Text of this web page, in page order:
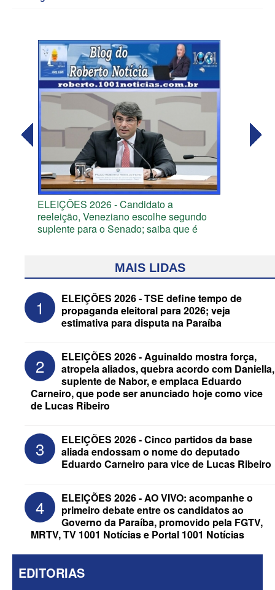
ELEIÇÕES 2026 - Candidato a
reeleição, Veneziano escolhe segundo
suplente para o Senado; saiba que é
ELEIÇÕES 2026 - Após convenções,
Senado da Paraíba
MAIS LIDAS
1
ELEIÇÕES 2026 - TSE define tempo de
propaganda eleitoral para 2026; veja
estimativa para disputa na Paraíba
2
ELEIÇÕES 2026 - Aguinaldo mostra força,
atropela aliados, quebra acordo com Daniella,
suplente de Nabor, e emplaca Eduardo
Carneiro, que pode ser anunciado hoje como vice
de Lucas Ribeiro
3
ELEIÇÕES 2026 - Cinco partidos da base
aliada endossam o nome do deputado
Eduardo Carneiro para vice de Lucas Ribeiro
4
ELEIÇÕES 2026 - AO VIVO: acompanhe o
primeiro debate entre os candidatos ao
Governo da Paraíba, promovido pela FGTV,
MRTV, TV 1001 Notícias e Portal 1001 Notícias
EDITORIAS